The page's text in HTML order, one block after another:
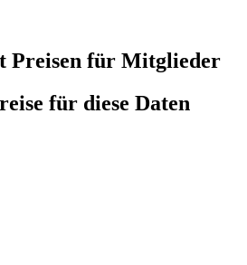
Preisen für Mitglieder
für diese Daten